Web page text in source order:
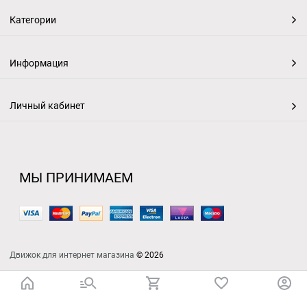
Категории
Информация
Личный кабинет
МЫ ПРИНИМАЕМ
Движок для интернет магазина © 2026